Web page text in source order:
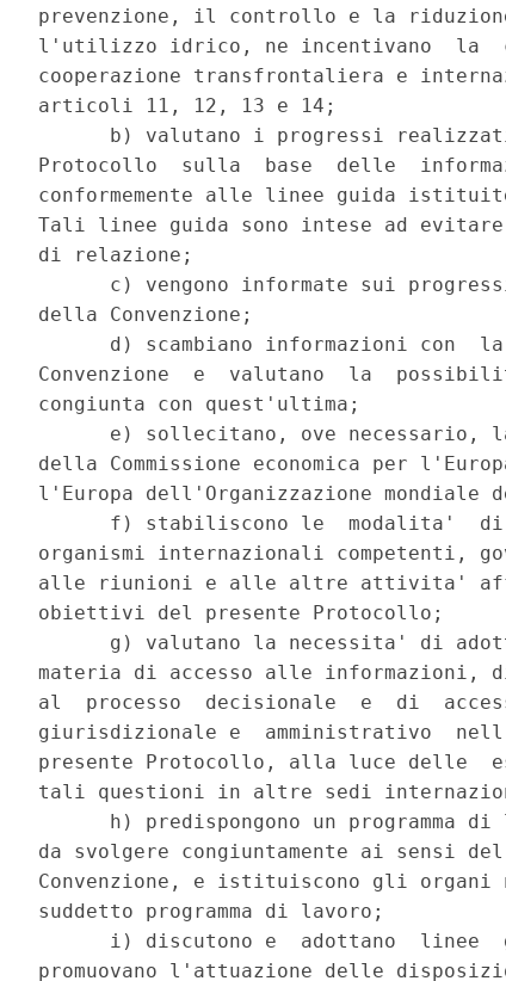
prevenzione, il controllo e la
l'utilizzo idrico, ne incentivano  la
cooperazione transfrontaliera e
articoli 11, 12, 13 e 14;
b) valutano i progressi
Protocollo  sulla  base  delle
conformemente alle linee guida
Tali linee guida sono intese ad
di relazione;
c) vengono informate sui
della Convenzione;
d) scambiano informazioni con
Convenzione  e  valutano  la
congiunta con quest'ultima;
e) sollecitano, ove necessario,
della Commissione economica per
l'Europa dell'Organizzazione
f) stabiliscono le  modalita'
organismi internazionali competenti,
alle riunioni e alle altre attivita'
obiettivi del presente Protocollo;
g) valutano la necessita' di
materia di accesso alle informazioni,
al  processo  decisionale  e  di
giurisdizionale e  amministrativo
presente Protocollo, alla luce delle
tali questioni in altre sedi
h) predispongono un programma di
da svolgere congiuntamente ai sensi
Convenzione, e istituiscono gli
suddetto programma di lavoro;
i) discutono e  adottano  linee
promuovano l'attuazione delle